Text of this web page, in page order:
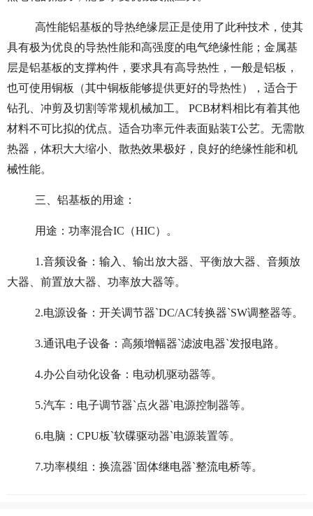
高性能铝基板的导热绝缘层正是使用了此种技术，使其
具有极为优良的导热性能和高强度的电气绝缘性能；金属基
层是铝基板的支撑构件，要求具有高导热性，一般是铝板，
也可使用铜板（其中铜板能够提供更好的导热性），适合于
钻孔、冲剪及切割等常规机械加工。 PCB材料相比有着其他
材料不可比拟的优点。适合功率元件表面贴装T公艺。无需散
热器，体积大大缩小、散热效果极好，良好的绝缘性能和机
械性能。
三、铝基板的用途：
用途：功率混合IC（HIC）。
1.音频设备：输入、输出放大器、平衡放大器、音频放
大器、前置放大器、功率放大器等。
2.电源设备：开关调节器`DC/AC转换器`SW调整器等。
3.通讯电子设备：高频增幅器`滤波电器`发报电路。
4.办公自动化设备：电动机驱动器等。
5.汽车：电子调节器`点火器`电源控制器等。
6.电脑：CPU板`软碟驱动器`电源装置等。
7.功率模组：换流器`固体继电器`整流电桥等。